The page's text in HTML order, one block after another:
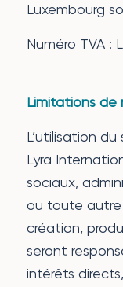
Luxembourg
Numéro TVA :
Limitations de
L’utilisation
Lyra
sociaux,
ou toute
création,
seront
intérêts